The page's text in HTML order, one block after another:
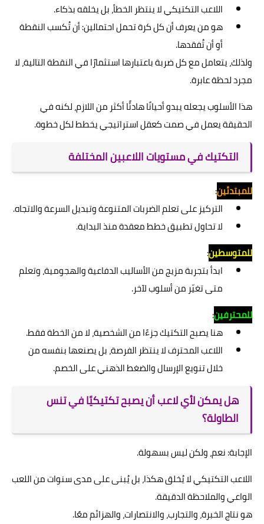
اللاعب التكتيكي لا ينتظر الخطأ، بل يخلقه بذكاء.
هو من يعرف أن كل كرة تحمل احتمالين: أن تُكسب النقطة
أو أن تُفقدها.
ولذلك، يتعامل مع كل ضربة باعتبارها استثمارًا في النقطة التالية، لا
مجرد لحظة عابرة.
هذا الأسلوب يجعله يبدو أحيانًا هادئًا أكثر من اللازم، لكنه في
الحقيقة يعمل في صمت كعقل استراتيجي يخطط لكل خطوة.
التكتيك في مستويات اللاعبين المختلفة
للمبتدئين:
التركيز على تعلم الضربات المتنوعة وتبديل السرعة والاتجاه.
لا تحاول تطبيق خطط معقدة منذ البداية.
للمتوسطين:
ابدأ بتجربة مزيج من الأساليب الدفاعية والهجومية، وتعلم
متى تغيّر من أسلوب لآخر.
للمحترفين:
هنا يصبح التكتيك جزءًا من الشخصية، لا من الخطة فقط.
اللاعب المحترف لا ينتظر الفرصة، بل يصنعها بنفسه من
خلال تنويع الإرسال والضغط الذهني على الخصم.
هل يمكن لأي لاعب أن يصبح تكتيكيًا في تنس
الطاولة؟
الإجابة: نعم، ولكن ليس بسهولة.
اللاعب التكتيكي لا يُخلق هكذا، بل يُبنى على مدى سنوات من اللعب
الواعي والملاحظة الدقيقة.
هو نتاج الخبرة، والتجارب، والانتصارات، والهزائم معًا.